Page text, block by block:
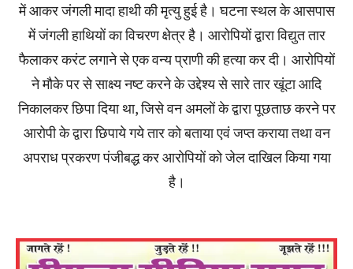
में आकर जंगली मादा हाथी की मृत्यु हुई है। घटना स्थल के आसपास
में जंगली हाथियों का विचरण क्षेत्र है। आरोपियों द्वारा विद्युत तार
फैलाकर करंट लगाने से एक वन्य प्राणी की हत्या कर दी। आरोपियों
ने मौके पर से साक्ष्य नष्ट करने के उद्देश्य से सारे तार खूंटा आदि
निकालकर छिपा दिया था, जिसे वन अमलों के द्वारा पूछताछ करने पर
आरोपी के द्वारा छिपाये गये तार को बताया एवं जप्त कराया तथा वन
अपराध प्रकरण पंजीबद्ध कर आरोपियों को जेल दाखिल किया गया
है।